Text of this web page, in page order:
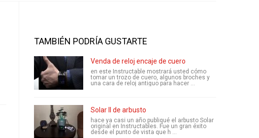
TAMBIÉN PODRÍA GUSTARTE
Venda de reloj encaje de cuero
en este Instructable mostrará usted cómo
tomar un trozo de cuero, algunos broches y
una cara de reloj antiguo para hacer ...
Solar II de arbusto
hace ya casi un año publiqué el arbusto Solar
original en Instructables. Fue un gran éxito
desde el punto de vista que h ...